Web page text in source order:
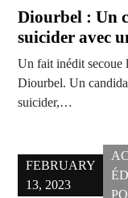
Diourbel : Un
suicider avec
Un fait inédit secoue
Diourbel. Un
suicider,…
FEBRUARY
13, 2023